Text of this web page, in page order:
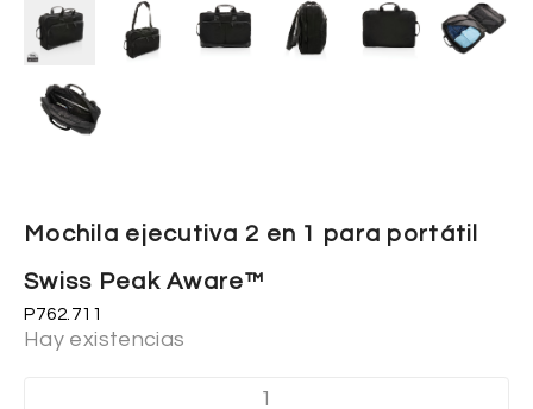
Mochila ejecutiva 2 en 1 para portátil
Swiss Peak Aware™
P762.711
Hay existencias